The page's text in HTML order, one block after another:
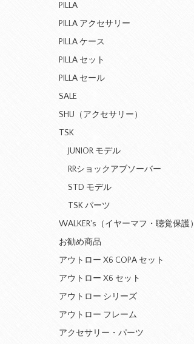
PILLA
PILLA アクセサリー
PILLA ケース
PILLA セット
PILLA セール
SALE
SHU（アクセサリー）
TSK
JUNIOR モデル
RRショックアブソーバー
STD モデル
TSK パーツ
WALKER's（イヤーマフ・聴覚保護）
お勧め商品
アウトロー X6 COPA セット
アウトロー X6 セット
アウトロー シリーズ
アウトロー フレーム
アクセサリー・パーツ